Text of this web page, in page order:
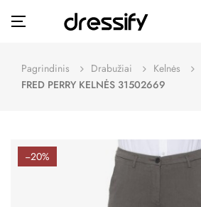
Toggle
navigation
☰
Pagrindinis Drabužiai
Kelnės
FRED PERRY KELNĖS 31502669
−20%